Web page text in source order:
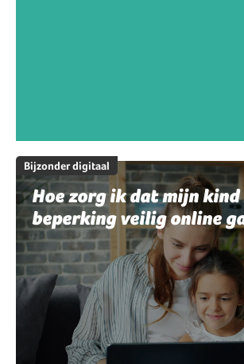
Bijzonder digitaal
Hoe zorg ik dat mijn kind
beperking veilig online